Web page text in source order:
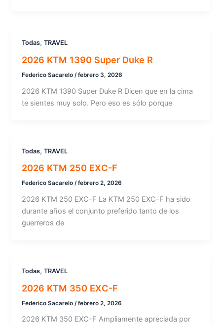
Todas,TRAVEL
2026 KTM 1390 Super Duke R
Federico Sacarelo /febrero 3, 2026
2026 KTM 1390 Super Duke R Dicen que en la cima
te sientes muy solo. Pero eso es sólo porque
Todas,TRAVEL
2026 KTM 250 EXC-F
Federico Sacarelo/febrero 2, 2026
2026 KTM 250 EXC-F La KTM 250 EXC-F ha sido
durante años el conjunto preferido tanto de los
guerreros de
Todas,TRAVEL
2026 KTM 350 EXC-F
Federico Sacarelo /febrero 2, 2026
2026 KTM 350 EXC-F Ampliamente apreciada por